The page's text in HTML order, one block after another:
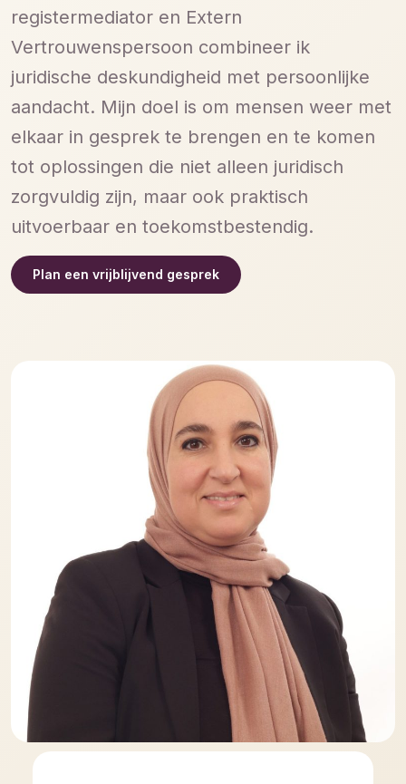
registermediator en Extern
Vertrouwenspersoon combineer ik
juridische deskundigheid met persoonlijke
aandacht. Mijn doel is om mensen weer met
elkaar in gesprek te brengen en te komen
tot oplossingen die niet alleen juridisch
zorgvuldig zijn, maar ook praktisch
uitvoerbaar en toekomstbestendig.
Plan een vrijblijvend gesprek